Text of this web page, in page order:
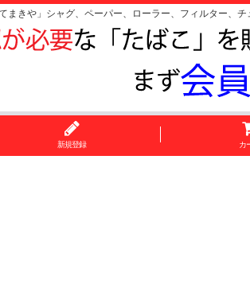
まきや」シャグ、ペーパー、ローラー、フィルター、
新規登録 カ